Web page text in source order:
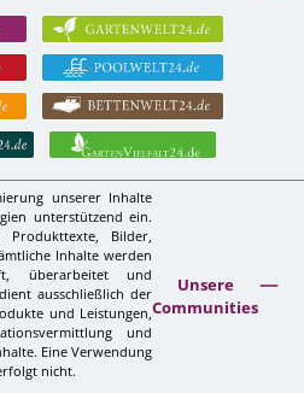
unserer Inhalte
unterstützend ein.
Bilder,
Inhalte werden
überarbeitet und
ausschließlich der
und Leistungen,
und
Eine Verwendung
nicht.
Unsere
Communities